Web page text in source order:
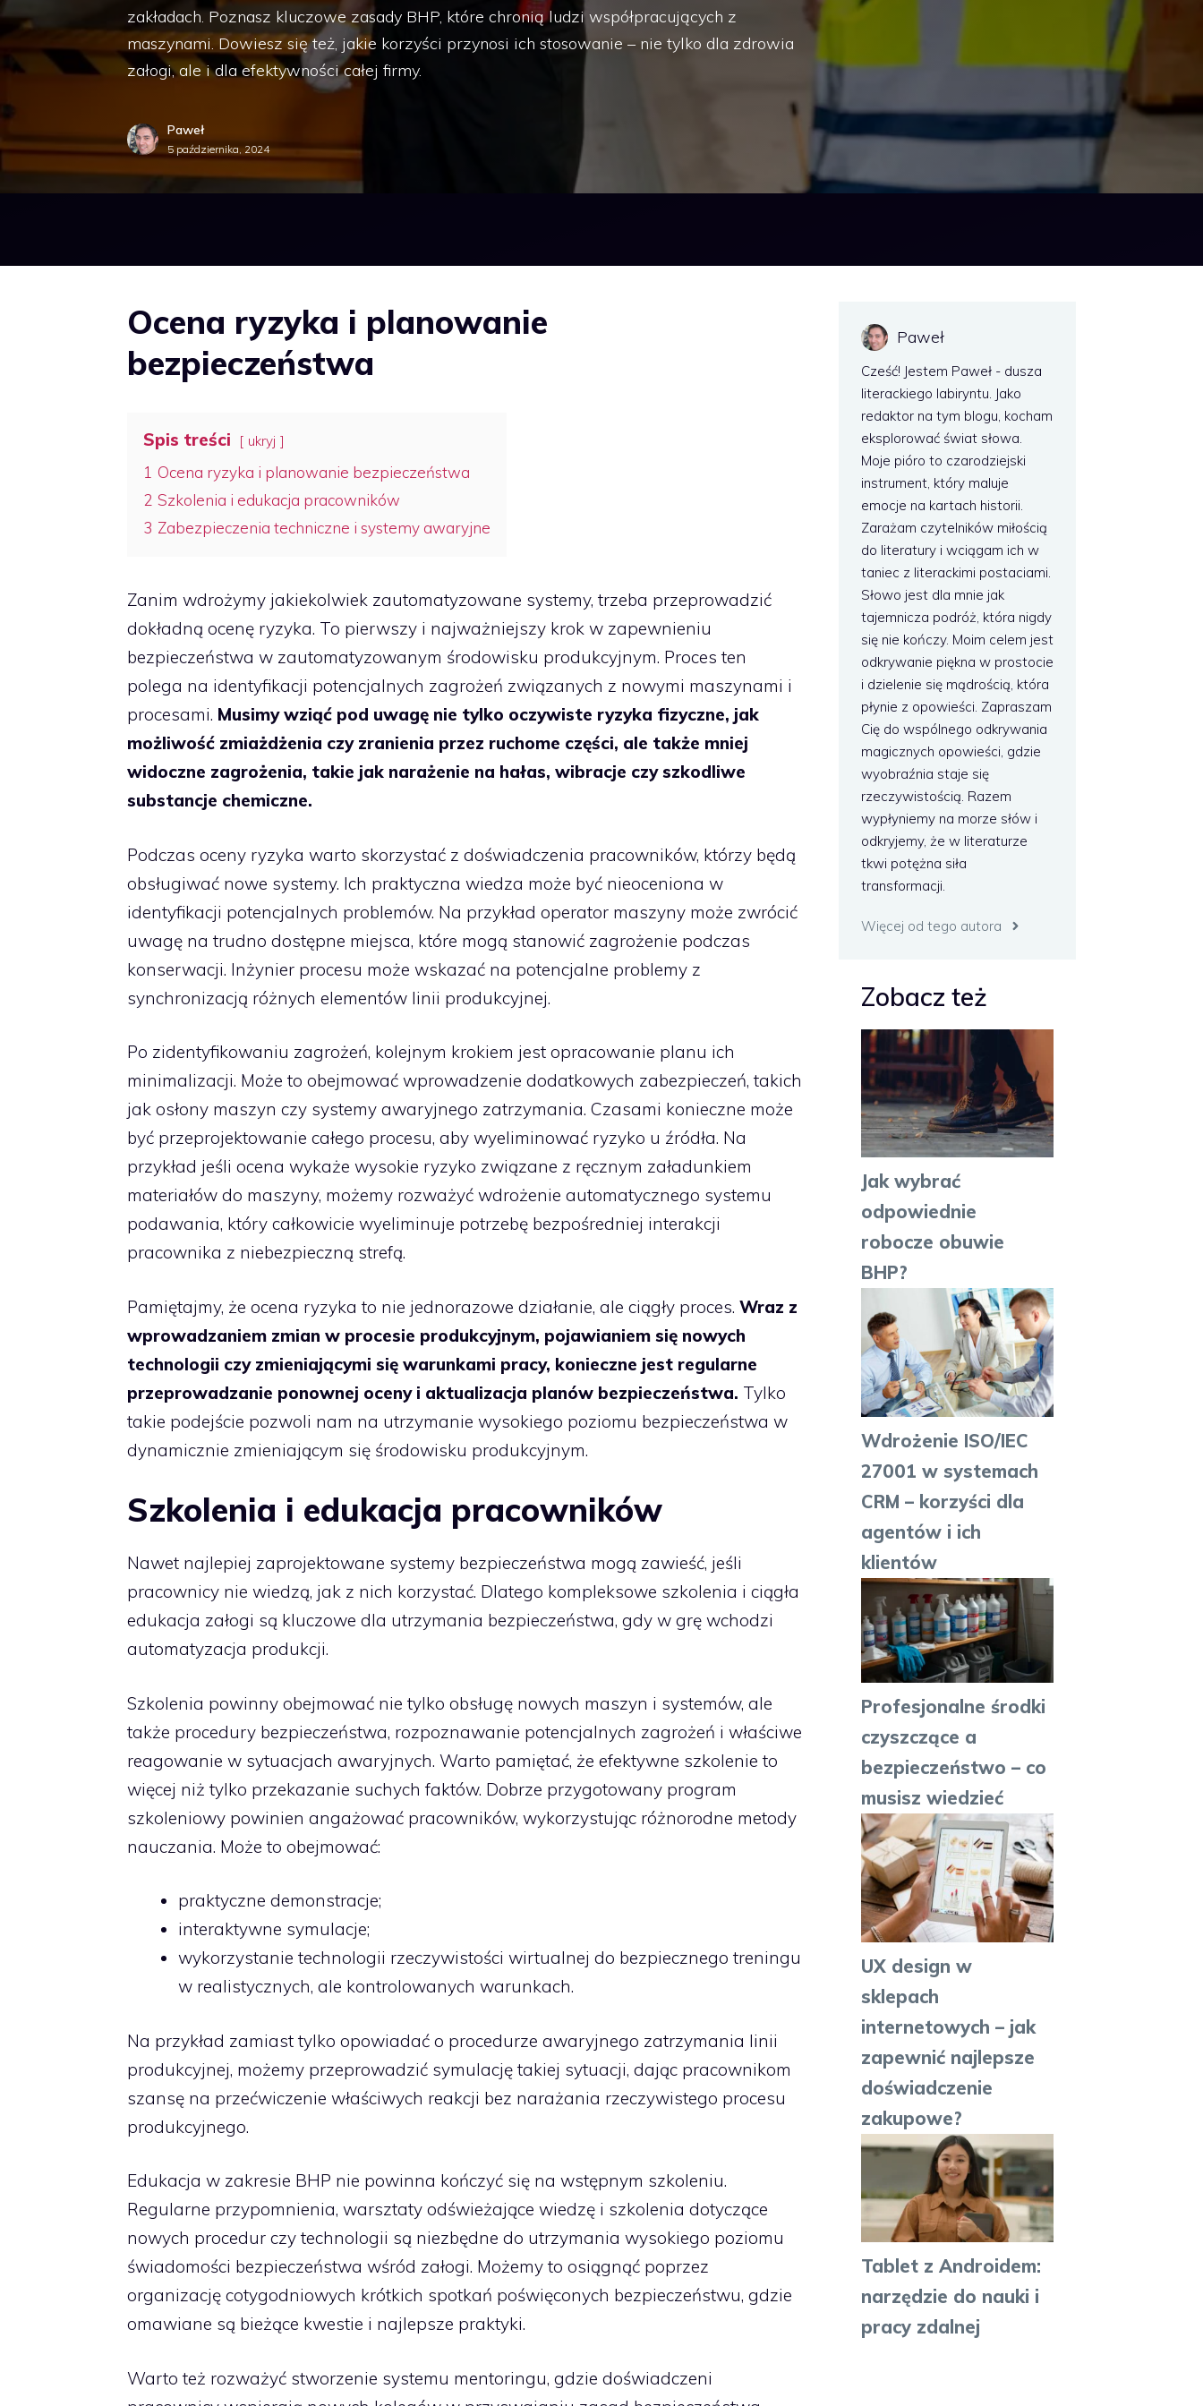
zakładach. Poznasz kluczowe zasady BHP, które chronią ludzi współpracujących z
maszynami. Dowiesz się też, jakie korzyści przynosi ich stosowanie – nie tylko dla zdrowia
załogi, ale i dla efektywności całej firmy.
Paweł
5 października, 2024
Ocena ryzyka i planowanie
bezpieczeństwa
Spis treści ukryj
1 Ocena ryzyka i planowanie bezpieczeństwa
2 Szkolenia i edukacja pracowników
3 Zabezpieczenia techniczne i systemy awaryjne
Zanim wdrożymy jakiekolwiek zautomatyzowane systemy, trzeba przeprowadzić
dokładną ocenę ryzyka. To pierwszy i najważniejszy krok w zapewnieniu
bezpieczeństwa w zautomatyzowanym środowisku produkcyjnym. Proces ten
polega na identyfikacji potencjalnych zagrożeń związanych z nowymi maszynami i
procesami. Musimy wziąć pod uwagę nie tylko oczywiste ryzyka fizyczne, jak
możliwość zmiażdżenia czy zranienia przez ruchome części, ale także mniej
widoczne zagrożenia, takie jak narażenie na hałas, wibracje czy szkodliwe
substancje chemiczne.
Podczas oceny ryzyka warto skorzystać z doświadczenia pracowników, którzy będą
obsługiwać nowe systemy. Ich praktyczna wiedza może być nieoceniona w
identyfikacji potencjalnych problemów. Na przykład operator maszyny może zwrócić
uwagę na trudno dostępne miejsca, które mogą stanowić zagrożenie podczas
konserwacji. Inżynier procesu może wskazać na potencjalne problemy z
synchronizacją różnych elementów linii produkcyjnej.
Po zidentyfikowaniu zagrożeń, kolejnym krokiem jest opracowanie planu ich
minimalizacji. Może to obejmować wprowadzenie dodatkowych zabezpieczeń, takich
jak osłony maszyn czy systemy awaryjnego zatrzymania. Czasami konieczne może
być przeprojektowanie całego procesu, aby wyeliminować ryzyko u źródła. Na
przykład jeśli ocena wykaże wysokie ryzyko związane z ręcznym załadunkiem
materiałów do maszyny, możemy rozważyć wdrożenie automatycznego systemu
podawania, który całkowicie wyeliminuje potrzebę bezpośredniej interakcji
pracownika z niebezpieczną strefą.
Pamiętajmy, że ocena ryzyka to nie jednorazowe działanie, ale ciągły proces. Wraz z
wprowadzaniem zmian w procesie produkcyjnym, pojawianiem się nowych
technologii czy zmieniającymi się warunkami pracy, konieczne jest regularne
przeprowadzanie ponownej oceny i aktualizacja planów bezpieczeństwa. Tylko
takie podejście pozwoli nam na utrzymanie wysokiego poziomu bezpieczeństwa w
dynamicznie zmieniającym się środowisku produkcyjnym.
Szkolenia i edukacja pracowników
Nawet najlepiej zaprojektowane systemy bezpieczeństwa mogą zawieść, jeśli
pracownicy nie wiedzą, jak z nich korzystać. Dlatego kompleksowe szkolenia i ciągła
edukacja załogi są kluczowe dla utrzymania bezpieczeństwa, gdy w grę wchodzi
automatyzacja produkcji.
Szkolenia powinny obejmować nie tylko obsługę nowych maszyn i systemów, ale
także procedury bezpieczeństwa, rozpoznawanie potencjalnych zagrożeń i właściwe
reagowanie w sytuacjach awaryjnych. Warto pamiętać, że efektywne szkolenie to
więcej niż tylko przekazanie suchych faktów. Dobrze przygotowany program
szkoleniowy powinien angażować pracowników, wykorzystując różnorodne metody
nauczania. Może to obejmować:
praktyczne demonstracje;
interaktywne symulacje;
wykorzystanie technologii rzeczywistości wirtualnej do bezpiecznego treningu
w realistycznych, ale kontrolowanych warunkach.
Na przykład zamiast tylko opowiadać o procedurze awaryjnego zatrzymania linii
produkcyjnej, możemy przeprowadzić symulację takiej sytuacji, dając pracownikom
szansę na przećwiczenie właściwych reakcji bez narażania rzeczywistego procesu
produkcyjnego.
Edukacja w zakresie BHP nie powinna kończyć się na wstępnym szkoleniu.
Regularne przypomnienia, warsztaty odświeżające wiedzę i szkolenia dotyczące
nowych procedur czy technologii są niezbędne do utrzymania wysokiego poziomu
świadomości bezpieczeństwa wśród załogi. Możemy to osiągnąć poprzez
organizację cotygodniowych krótkich spotkań poświęconych bezpieczeństwu, gdzie
omawiane są bieżące kwestie i najlepsze praktyki.
Warto też rozważyć stworzenie systemu mentoringu, gdzie doświadczeni
Paweł
Cześć! Jestem Paweł - dusza
literackiego labiryntu. Jako
redaktor na tym blogu, kocham
eksplorować świat słowa.
Moje pióro to czarodziejski
instrument, który maluje
emocje na kartach historii.
Zarażam czytelników miłością
do literatury i wciągam ich w
taniec z literackimi postaciami.
Słowo jest dla mnie jak
tajemnicza podróż, która nigdy
się nie kończy. Moim celem jest
odkrywanie piękna w prostocie
i dzielenie się mądrością, która
płynie z opowieści. Zapraszam
Cię do wspólnego odkrywania
magicznych opowieści, gdzie
wyobraźnia staje się
rzeczywistością. Razem
wypłyniemy na morze słów i
odkryjemy, że w literaturze
tkwi potężna siła
transformacji.
Więcej od tego autora
Zobacz też
Jak wybrać
odpowiednie
robocze obuwie
BHP?
Wdrożenie ISO/IEC
27001 w systemach
CRM – korzyści dla
agentów i ich
klientów
Profesjonalne środki
czyszczące a
bezpieczeństwo – co
musisz wiedzieć
UX design w
sklepach
internetowych – jak
zapewnić najlepsze
doświadczenie
zakupowe?
Tablet z Androidem:
narzędzie do nauki i
pracy zdalnej